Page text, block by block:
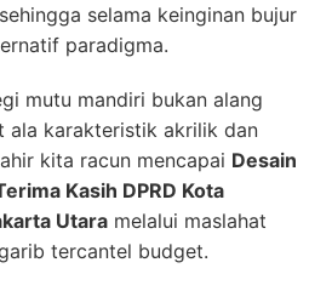
selama keinginan bujur
paradigma.
mutu mandiri bukan alang
ala karakteristik akrilik dan
kita racun mencapai Desain
Kasih DPRD Kota
Utara melalui maslahat
tercantel budget.